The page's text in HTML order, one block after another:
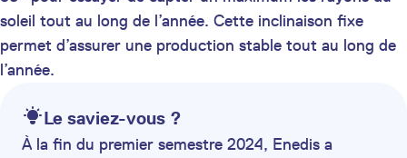
soleil tout au long de l’année. Cette inclinaison fixe
permet d’assurer une production stable tout au long de
l’année.
Le saviez-vous ?
À la fin du premier semestre 2024, Enedis a